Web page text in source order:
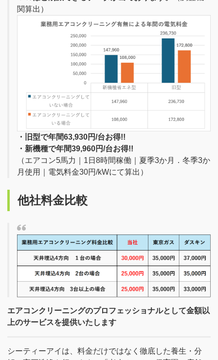
関算出）
・旧型で年間63,930円/台お得!!
・新機種で年間39,960円/台お得!!
（エアコン5馬力｜1日8時間稼働｜夏季3か月．冬季3か
月使用｜電気料金30円/kWにて算出）
他社料金比較
エアコンクリーニングのプロフェッショナルとして金額以
上のサービスを提供いたします
シーティーアイは、料金だけではなく徹底した養生・分